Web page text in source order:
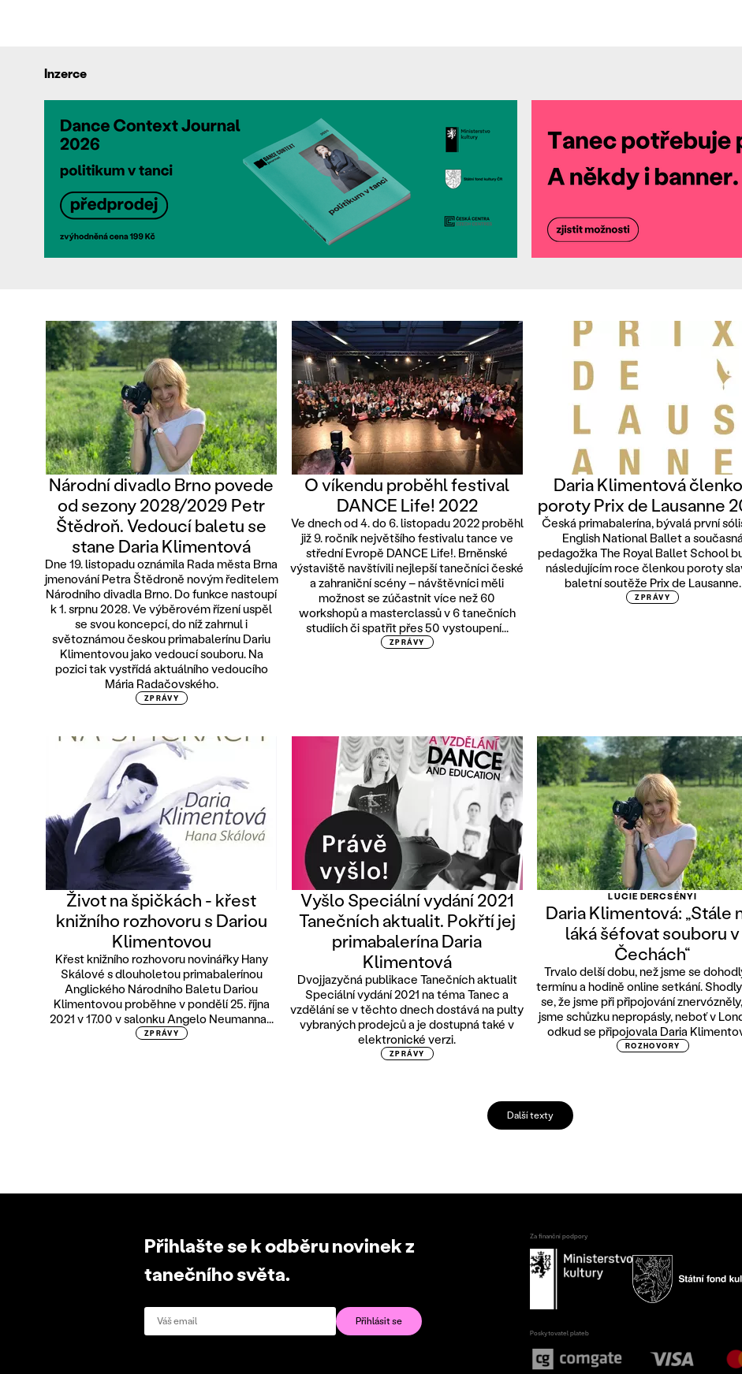
Inzerce
Národní divadlo Brno povede
od sezony 2028/2029 Petr
Štědroň. Vedoucí baletu se
stane Daria Klimentová
Dne 19. listopadu oznámila Rada města Brna
jmenování Petra Štědroně novým ředitelem
Národního divadla Brno. Do funkce nastoupí
k 1. srpnu 2028. Ve výběrovém řízení uspěl
se svou koncepcí, do níž zahrnul i
světoznámou českou primabalerínu Dariu
Klimentovou jako vedoucí souboru. Na
pozici tak vystřídá aktuálního vedoucího
Mária Radačovského.
ZPRÁVY
O víkendu proběhl festival
DANCE Life! 2022
Ve dnech od 4. do 6. listopadu 2022 proběhl
již 9. ročník největšího festivalu tance ve
střední Evropě DANCE Life!. Brněnské
výstaviště navštívili nejlepší tanečníci české
a zahraniční scény – návštěvníci měli
možnost se zúčastnit více než 60
workshopů a masterclassů v 6 tanečních
studiích či spatřit přes 50 vystoupení...
ZPRÁVY
Daria Klimentová
poroty Prix de Lausanne
Česká primabalerína, bývalá první
English National Ballet a
pedagožka The Royal Ballet School
následujícím roce členkou poroty
baletní soutěže Prix de Lausanne.
ZPRÁVY
Život na špičkách - křest
knižního rozhovoru s Dariou
Klimentovou
Křest knižního rozhovoru novinářky Hany
Skálové s dlouholetou primabalerínou
Anglického Národního Baletu Dariou
Klimentovou proběhne v pondělí 25. října
2021 v 17.00 v salonku Angelo Neumanna...
ZPRÁVY
Vyšlo Speciální vydání 2021
Tanečních aktualit. Pokřtí jej
primabalerína Daria
Klimentová
Dvojjazyčná publikace Tanečních aktualit
Speciální vydání 2021 na téma Tanec a
vzdělání se v těchto dnech dostává na pulty
vybraných prodejců a je dostupná také v
elektronické verzi.
ZPRÁVY
LUCIE DERCSÉNYI
Daria Klimentová: „Stále
láká šéfovat souboru v
Čechách“
Trvalo delší dobu, než jsme se
termínu a hodině online setkání.
se, že jsme při připojování
jsme schůzku nepropásly, neboť v
odkud se připojovala Daria
ROZHOVORY
Další texty
Přihlašte se k odběru novinek z
tanečního světa.
Za finanční podpory
Poskytovatel plateb